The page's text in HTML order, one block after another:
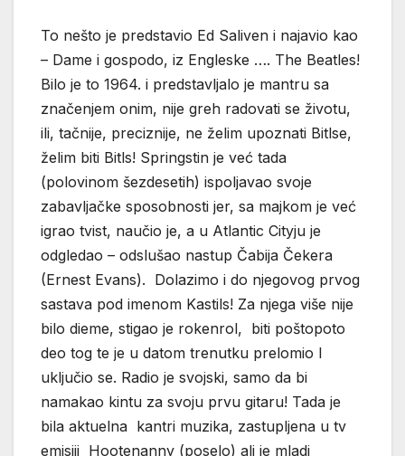
To nešto je predstavio Ed Saliven i najavio kao
– Dame i gospodo, iz Engleske …. The Beatles!
Bilo je to 1964. i predstavljalo je mantru sa
značenjem onim, nije greh radovati se životu,
ili, tačnije, preciznije, ne želim upoznati Bitlse,
želim biti Bitls! Springstin je već tada
(polovinom šezdesetih) ispoljavao svoje
zabavljačke sposobnosti jer, sa majkom je već
igrao tvist, naučio je, a u Atlantic Cityju je
odgledao – odslušao nastup Čabija Čekera
(Ernest Evans). Dolazimo i do njegovog prvog
sastava pod imenom Kastils! Za njega više nije
bilo dieme, stigao je rokenrol, biti poštopoto
deo tog te je u datom trenutku prelomio I
uključio se. Radio je svojski, samo da bi
namakao kintu za svoju prvu gitaru! Tada je
bila aktuelna kantri muzika, zastupljena u tv
emisiji Hootenanny (poselo) ali je mladi